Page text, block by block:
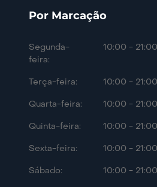
Por Marcação
Segunda-
feira:
10:00 - 21:00
Terça-feira: 10:00 - 21:00
Quarta-feira: 10:00 - 21:00
Quinta-feira: 10:00 - 21:00
Sexta-feira: 10:00 - 21:00
Sábado: 10:00 - 21:00